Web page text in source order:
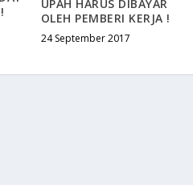
UPAH HARUS DIBAYAR
OLEH PEMBERI KERJA !
24 September 2017